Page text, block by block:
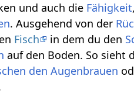
und auch die Fähigkeit
. Ausgehend von der
Fisch in dem du den
auf den Boden. So sieht
den Augenbrauen